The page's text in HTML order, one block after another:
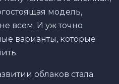
модель,
всем. И уж точно
варианты, которые
облаков стала